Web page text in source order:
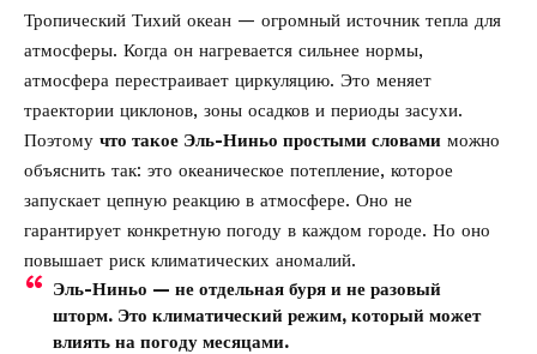
Тропический Тихий океан — огромный источник тепла для
атмосферы. Когда он нагревается сильнее нормы,
атмосфера перестраивает циркуляцию. Это меняет
траектории циклонов, зоны осадков и периоды засухи.
Поэтому что такое Эль-Ниньо простыми словами можно
объяснить так: это океаническое потепление, которое
запускает цепную реакцию в атмосфере. Оно не
гарантирует конкретную погоду в каждом городе. Но оно
повышает риск климатических аномалий.
Эль-Ниньо — не отдельная буря и не разовый
шторм. Это климатический режим, который может
влиять на погоду месяцами.